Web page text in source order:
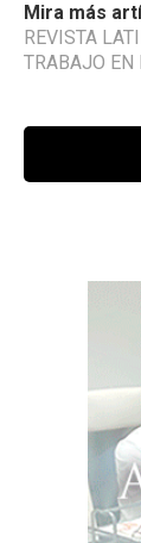
Mira más
REVISTA
TRABAJO EN